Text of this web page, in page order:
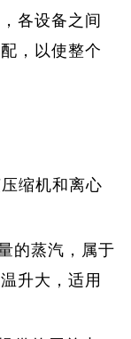
各设备之间
，以使整个
缩机和离心
的蒸汽，属于
升大，适用